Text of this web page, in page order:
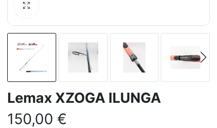
Lemax XZOGA ILUNGA
150,00 €